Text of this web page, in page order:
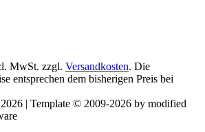
MwSt. zzgl. Versandkosten. Die
entsprechen dem bisherigen Preis bei
| Template © 2009-2026 by modified